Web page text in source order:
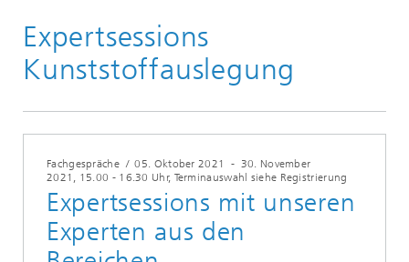
Veranstaltungen
Expertsessions
Kunststoffauslegung
Fachgespräche/05. Oktober 2021 - 30. November
2021 , 15.00 - 16.30 Uhr, Terminauswahl siehe Registrierung
Expertsessions mit unseren
Experten aus den